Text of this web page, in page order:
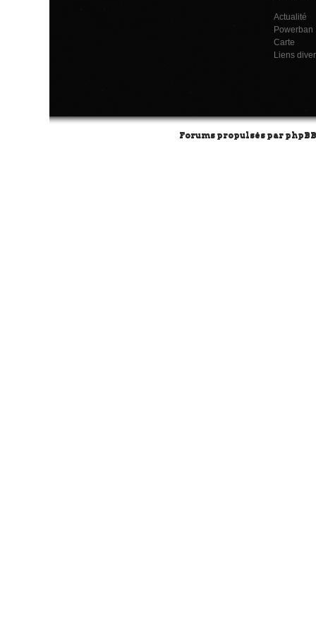
Actualité
Powerban
Carte
Liens
Forums propulsés par phpBB